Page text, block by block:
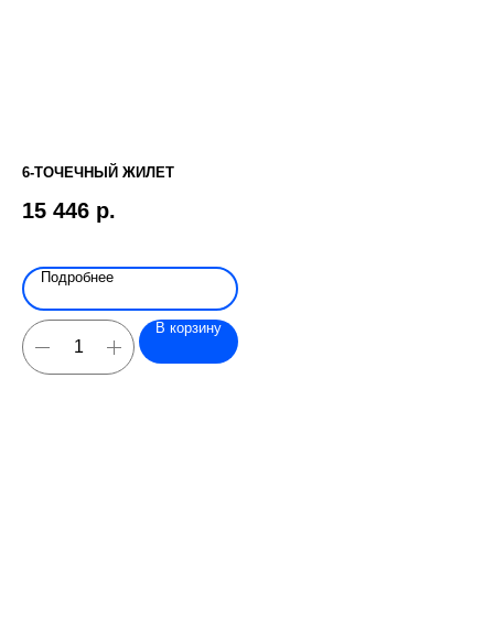
6-ТОЧЕЧНЫЙ ЖИЛЕТ
15 446 р.
Подробнее
В корзину